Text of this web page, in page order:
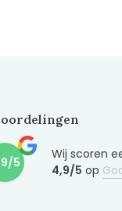
5
Wij scoren
4,9/5 op